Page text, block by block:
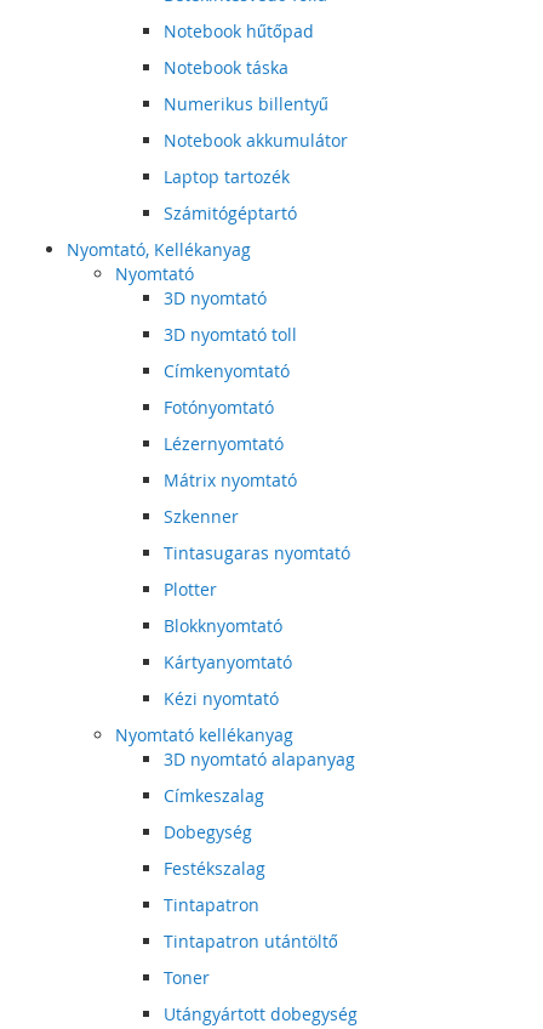
Notebook hűtőpad
Notebook táska
Numerikus billentyű
Notebook akkumulátor
Laptop tartozék
Számitógéptartó
Nyomtató, Kellékanyag
Nyomtató
3D nyomtató
3D nyomtató toll
Címkenyomtató
Fotónyomtató
Lézernyomtató
Mátrix nyomtató
Szkenner
Tintasugaras nyomtató
Plotter
Blokknyomtató
Kártyanyomtató
Kézi nyomtató
Nyomtató kellékanyag
3D nyomtató alapanyag
Címkeszalag
Dobegység
Festékszalag
Tintapatron
Tintapatron utántöltő
Toner
Utángyártott dobegység